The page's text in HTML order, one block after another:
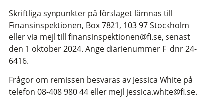
Skriftliga synpunkter på förslaget lämnas till
Finansinspektionen, Box 7821, 103 97 Stockholm
eller via mejl till finansinspektionen@fi.se, senast
den 1 oktober 2024. Ange diarienummer FI dnr 24-
6416.
Frågor om remissen besvaras av Jessica White på
telefon 08-408 980 44 eller mejl jessica.white@fi.se.